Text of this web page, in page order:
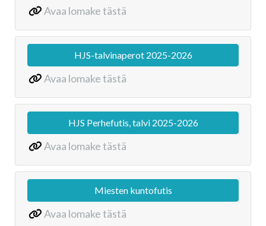
Avaa lomake tästä
HJS-talvinaperot 2025-2026
Avaa lomake tästä
HJS Perhefutis, talvi 2025-2026
Avaa lomake tästä
Miesten kuntofutis
Avaa lomake tästä